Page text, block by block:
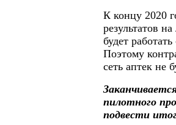
К концу 2020
результатов
будет
Поэтому
сеть аптек не
пилотного
подвести